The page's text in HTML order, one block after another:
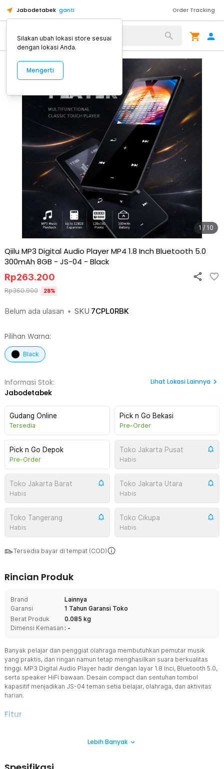
Jabodetabek ganti Order Tracking
Alat Kopi
1 / 10
Qiilu MP3 Digital Audio Player MP4 1.8 Inch Bluetooth 5.0
300mAh 8GB - JS-04 - Black
Belum ada ulasan • SKU 7CPL0RBK
Rp263.200
Rp360.900 28%
Pilihan Warna:
Black
Informasi Stok:
Jabodetabek
Lihat Lokasi Lainnya
Gudang Online
Tersedia
Pick n Go Bekasi
Pre-Order
Pick n Go Depok
Pre-Order
Toko Jakarta Pusat
Habis
Toko Jakarta Barat
Habis
Toko Jakarta Utara
Habis
Toko Tangerang
Habis
Toko Cikupa
Habis
Tersedia bayar di tempat (COD)
Rincian Produk
Brand
Lainnya
Garansi
1 Tahun Garansi Toko
Berat Produk
0.085 kg
Dimensi Kemasan : -
Banyak pelajar dan penggiat olahraga membutuhkan pemutar musik
yang praktis, dan ringan namun tetap menghasilkan suara berkualitas
tinggi. MP3 Digital Audio Player hadir dengan layar 1.8 Inci, Bluetooth 5.0,
serta speaker HiFi bawaan. Desain compact dan sentuhan tombol
kapasitif menjadikan JS-04 teman setia belajar, olahraga, dan aktivitas
harian.
Fitur
Dilengkapi unit speaker frekuensi tinggi dengan tweeter logam
Lebih Banyak
Silakan ubah lokasi store sesuai
dengan lokasi Anda.
Mengerti